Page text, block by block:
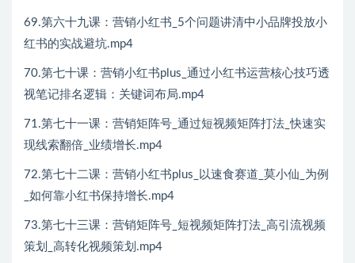
69.第六十九课：营销小红书_5个问题讲清中小品牌投放小
红书的实战避坑.mp4
70.第七十课：营销小红书plus_通过小红书运营核心技巧透
视笔记排名逻辑：关键词布局.mp4
71.第七十一课：营销矩阵号_通过短视频矩阵打法_快速实
现线索翻倍_业绩增长.mp4
72.第七十二课：营销小红书plus_以速食赛道_莫小仙_为例
_如何靠小红书保持增长.mp4
73.第七十三课：营销矩阵号_短视频矩阵打法_高引流视频
策划_高转化视频策划.mp4